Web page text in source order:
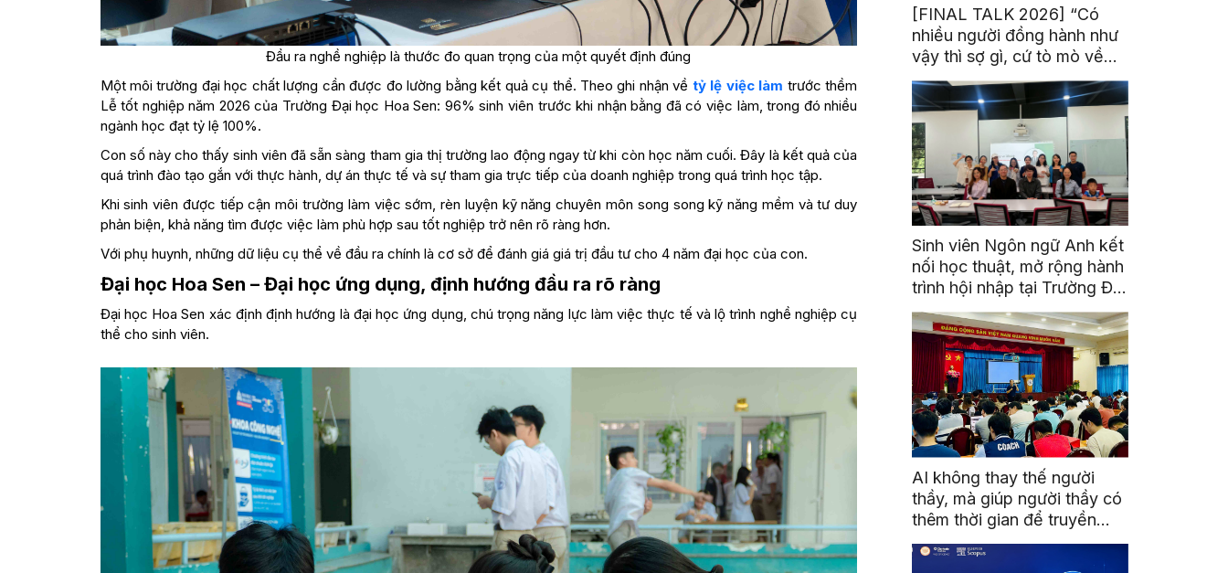
Đầu ra nghề nghiệp là thước đo quan trọng của một quyết định đúng
Một môi trường đại học chất lượng cần được đo lường bằng kết quả cụ thể. Theo ghi nhận về tỷ lệ việc làm trước thềm
Lễ tốt nghiệp năm 2026 của Trường Đại học Hoa Sen: 96% sinh viên trước khi nhận bằng đã có việc làm, trong đó nhiều
ngành học đạt tỷ lệ 100%.
Con số này cho thấy sinh viên đã sẵn sàng tham gia thị trường lao động ngay từ khi còn học năm cuối. Đây là kết quả của
quá trình đào tạo gắn với thực hành, dự án thực tế và sự tham gia trực tiếp của doanh nghiệp trong quá trình học tập.
Khi sinh viên được tiếp cận môi trường làm việc sớm, rèn luyện kỹ năng chuyên môn song song kỹ năng mềm và tư duy
phản biện, khả năng tìm được việc làm phù hợp sau tốt nghiệp trở nên rõ ràng hơn.
Với phụ huynh, những dữ liệu cụ thể về đầu ra chính là cơ sở để đánh giá giá trị đầu tư cho 4 năm đại học của con.
Đại học Hoa Sen – Đại học ứng dụng, định hướng đầu ra rõ ràng
Đại học Hoa Sen xác định định hướng là đại học ứng dụng, chú trọng năng lực làm việc thực tế và lộ trình nghề nghiệp cụ
thể cho sinh viên.
[FINAL TALK 2026] “Có
nhiều người đồng hành như
vậy thì sợ gì, cứ tò mò về
thế giới thôi”
Sinh viên Ngôn ngữ Anh kết
nối học thuật, mở rộng hành
trình hội nhập tại Trường Đại
học Quốc gia Malaysia
AI không thay thế người
thầy, mà giúp người thầy có
thêm thời gian để truyền
cảm hứng